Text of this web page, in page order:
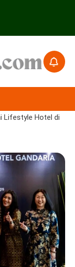
Lifestyle Hotel di